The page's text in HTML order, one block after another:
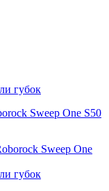
губок
Sweep One S50
губок